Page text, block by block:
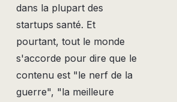
dans la plupart des
startups santé. Et
pourtant, tout le monde
s'accorde pour dire que le
contenu est "le nerf de la
guerre", "la meilleure